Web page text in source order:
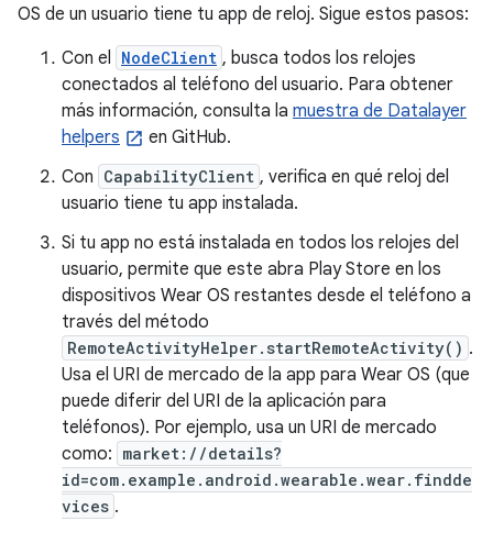
OS de un usuario tiene tu app de reloj. Sigue estos pasos:
Con el NodeClient , busca todos los relojes
conectados al teléfono del usuario. Para obtener
más información, consulta la muestra de Datalayer
helpers
en GitHub.
Con CapabilityClient , verifica en qué reloj del
usuario tiene tu app instalada.
Si tu app no está instalada en todos los relojes del
usuario, permite que este abra Play Store en los
dispositivos Wear OS restantes desde el teléfono a
través del método
RemoteActivityHelper.startRemoteActivity() .
Usa el URI de mercado de la app para Wear OS (que
puede diferir del URI de la aplicación para
teléfonos). Por ejemplo, usa un URI de mercado
como: market://details?
id=com.example.android.wearable.wear.findde
vices .